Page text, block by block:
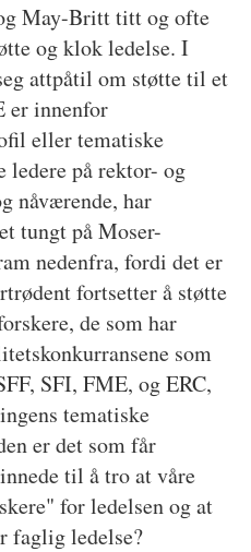
May-Britt titt og ofte
og klok ledelse. I
attpåtil om støtte til et
er innenfor
eller tematiske
ledere på rektor- og
nåværende, har
tungt på Moser-
nedenfra, fordi det er
fortsetter å støtte
de som har
som
SFI, FME, og ERC,
tematiske
er det som får
til å tro at våre
for ledelsen og at
faglig ledelse?